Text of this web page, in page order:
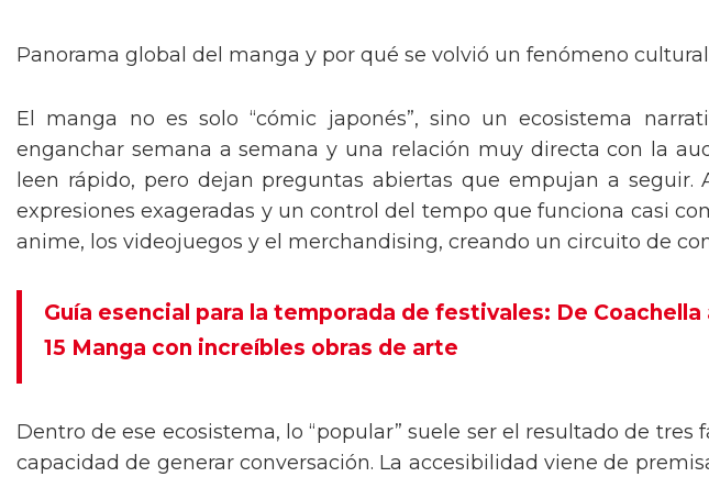
Panorama global del manga y por qué se volvió un fenómeno cultural
El manga no es solo “cómic japonés”, sino un ecosistema
enganchar semana a semana y una relación muy directa con la
leen rápido, pero dejan preguntas abiertas que empujan a
expresiones exageradas y un control del tempo que funciona casi
anime, los videojuegos y el merchandising, creando un circuito de
Guía esencial para la temporada de festivales: De
15 Manga con increíbles obras de arte
Dentro de ese ecosistema, lo “popular” suele ser el resultado de
capacidad de generar conversación. La accesibilidad viene de